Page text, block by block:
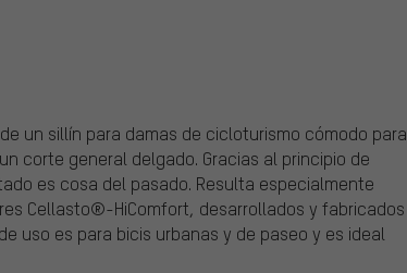
un sillín para damas de cicloturismo cómodo para
corte general delgado. Gracias al principio de
es cosa del pasado. Resulta especialmente
Cellasto®-HiComfort, desarrollados y fabricados
uso es para bicis urbanas y de paseo y es ideal